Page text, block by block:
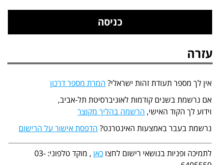
עזרה
אין לך מספר תעודת זהות ישראלי? המרת מספר דרכון
אם נרשמת בשנים קודמות לאוניברסיטת תל-אביב,
וידוע לך הקוד האישי, הרשמה בהליך מקוצר
נרשמת בעבר באמצעות האינטרנט? הדפסת אישור על הרישום
לתמיכה ופניות בנושאי רישום לחצו כאן
, מוקד טלפוני: 03-